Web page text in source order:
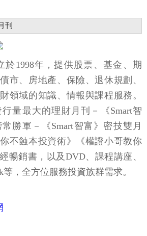
刊
於1998年，提供股票、基金、期
市、房地產、保險、退休規劃、
領域的知識、情報與課程服務。
量最大的理財月刊－《Smart智
勝軍－《Smart智富》密技雙月
不蝕本投資術》《權證小哥教你
暢銷書，以及DVD、課程講座、
等，全方位服務投資族群需求。